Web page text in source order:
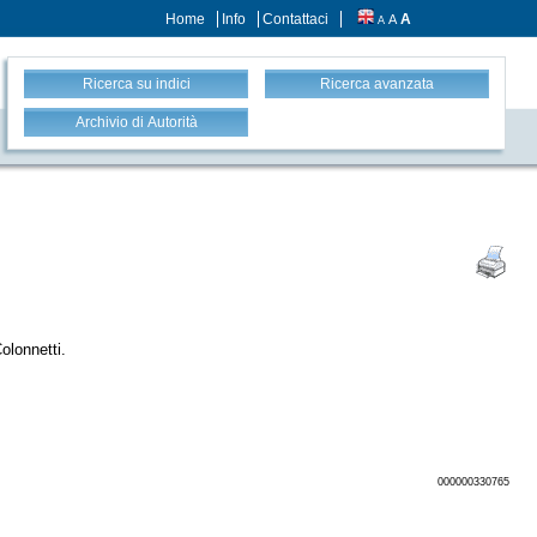
Home Info Contattaci A A A
Ricerca su indici Ricerca avanzata
Archivio di Autorità